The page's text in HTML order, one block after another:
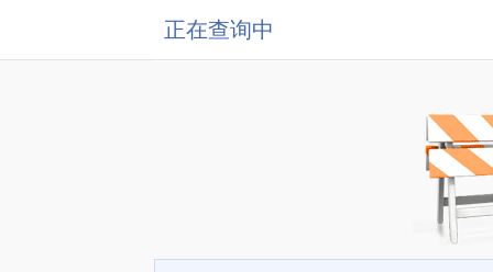
正在查询中